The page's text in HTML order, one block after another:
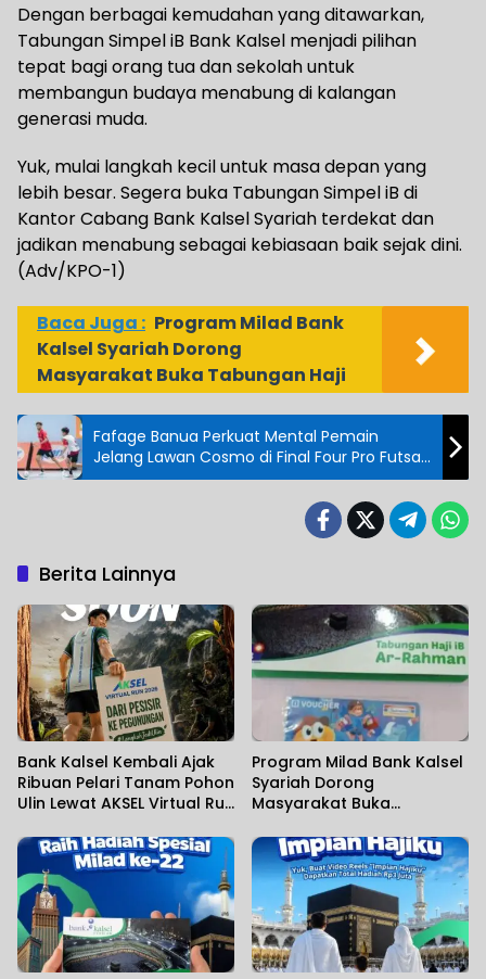
Dengan berbagai kemudahan yang ditawarkan,
Tabungan Simpel iB Bank Kalsel menjadi pilihan
tepat bagi orang tua dan sekolah untuk
membangun budaya menabung di kalangan
generasi muda.
Yuk, mulai langkah kecil untuk masa depan yang
lebih besar. Segera buka Tabungan Simpel iB di
Kantor Cabang Bank Kalsel Syariah terdekat dan
jadikan menabung sebagai kebiasaan baik sejak dini.
(Adv/KPO-1)
Baca Juga : Program Milad Bank
Kalsel Syariah Dorong
Masyarakat Buka Tabungan Haji
Fafage Banua Perkuat Mental Pemain
Jelang Lawan Cosmo di Final Four Pro Futsal
Indonesia
Berita Lainnya
Bank Kalsel Kembali Ajak
Ribuan Pelari Tanam Pohon
Ulin Lewat AKSEL Virtual Run
Program Milad Bank Kalsel
Syariah Dorong
Masyarakat Buka